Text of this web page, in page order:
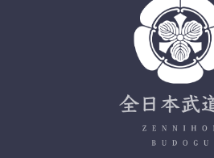
✔ 程よい厚みと丈夫さ —
日々の稽古・大会でも安心
✔ 自然な綿素材で軽やか
✔ 伝統色・定番色の豊富